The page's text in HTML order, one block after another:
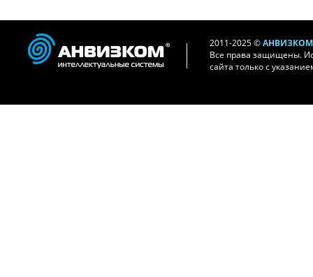
2011-2025 ©
Все права защищены.
сайта только с